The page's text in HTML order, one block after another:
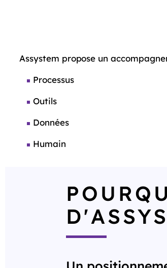
Assystem propose un
Processus
Outils
Données
Humain